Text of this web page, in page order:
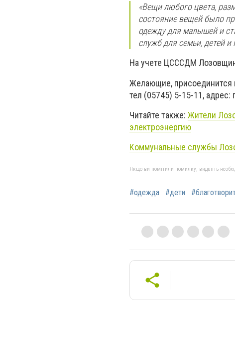
«Вещи любого цвета,
состояние вещей было
одежду для малышей и
служб для семьи, детей
На учете ЦСССДМ
Желающие, присоединится
тел (05745) 5-15-11, адрес:
Читайте также: Жители
электроэнергию
Коммунальные службы
Якщо ви помітили помилку, виділіть
#одежда #дети